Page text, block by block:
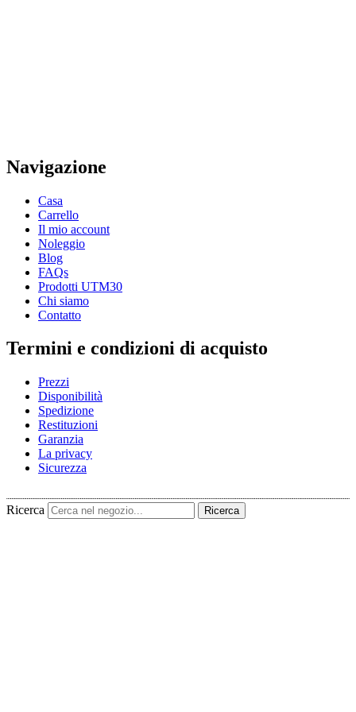
Navigazione
Casa
Carrello
Il mio account
Noleggio
Blog
FAQs
Prodotti UTM30
Chi siamo
Contatto
Termini e condizioni di acquisto
Prezzi
Disponibilità
Spedizione
Restituzioni
Garanzia
La privacy
Sicurezza
Ricerca Ricerca